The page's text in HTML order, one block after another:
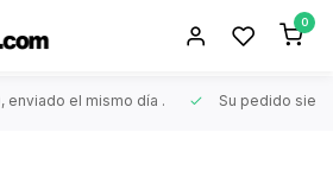
0
enviado el mismo día . Su pedido